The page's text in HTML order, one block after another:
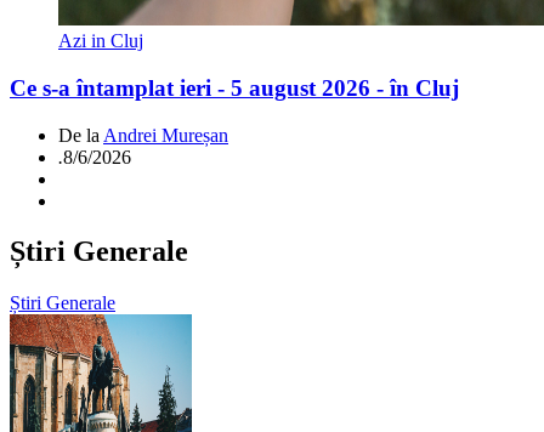
Azi in Cluj
Ce s-a întamplat ieri - 5 august 2026 - în Cluj
De la Andrei Mureșan
.8/6/2026
Știri Generale
Știri Generale